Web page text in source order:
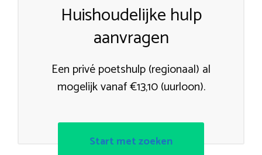
Huishoudelijke hulp
aanvragen
Een privé poetshulp (regionaal) al
mogelijk vanaf €13,10 (uurloon).
Start met zoeken